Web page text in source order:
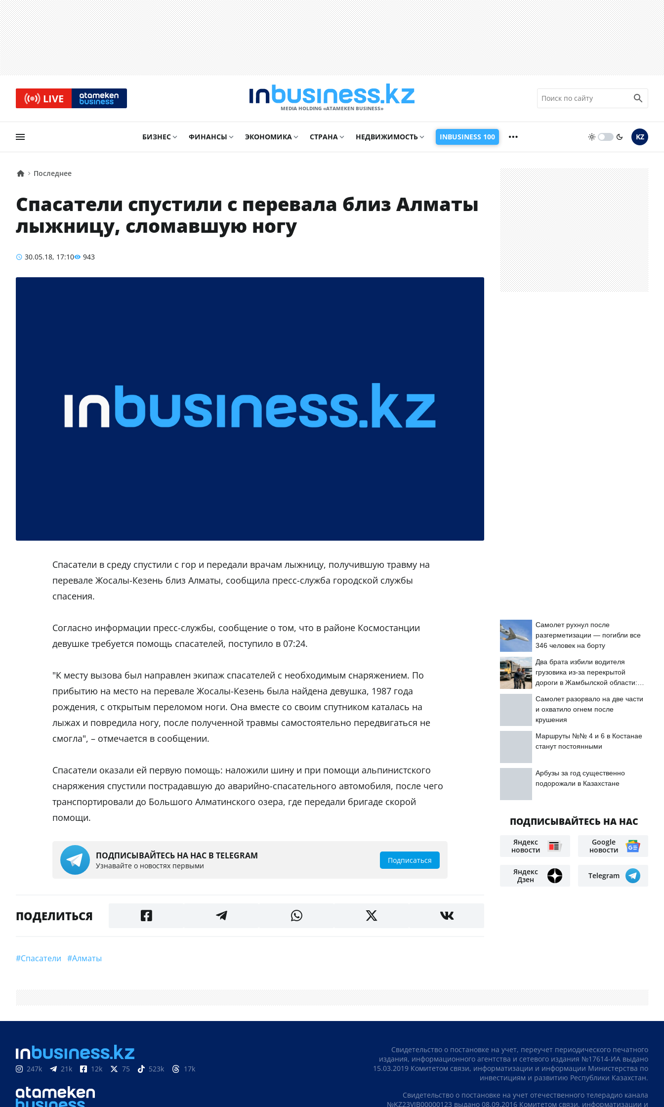
LIVE
MEDIA HOLDING «ATAMEKЕN BUSINESS»
БИЗНЕС ФИНАНСЫ ЭКОНОМИКА СТРАНА НЕДВИЖИМОСТЬ INBUSINESS 100 KZ
Последнее
Спасатели спустили с перевала близ Алматы
лыжницу, сломавшую ногу
30.05.18, 17:10 943
Спасатели в среду спустили с гор и передали врачам лыжницу, получившую травму на
перевале Жосалы-Кезень близ Алматы, сообщила пресс-служба городской службы
спасения.
Согласно информации пресс-службы, сообщение о том, что в районе Космостанции
девушке требуется помощь спасателей, поступило в 07:24.
"К месту вызова был направлен экипаж спасателей с необходимым снаряжением. По
прибытию на место на перевале Жосалы-Кезень была найдена девушка, 1987 года
рождения, с открытым переломом ноги. Она вместе со своим спутником каталась на
лыжах и повредила ногу, после полученной травмы самостоятельно передвигаться не
смогла", – отмечается в сообщении.
Спасатели оказали ей первую помощь: наложили шину и при помощи альпинистского
снаряжения спустили пострадавшую до аварийно-спасательного автомобиля, после чего
транспортировали до Большого Алматинского озера, где передали бригаде скорой
помощи.
ПОДПИСЫВАЙТЕСЬ НА НАС В TELEGRAM
Узнавайте о новостях первыми
Подписаться
ПОДЕЛИТЬСЯ
#Спасатели #Алматы
Самолет рухнул после
разгерметизации — погибли все
346 человек на борту
Два брата избили водителя
грузовика из-за перекрытой
дороги в Жамбылской области:
Самолет разорвало на две части
и охватило огнем после
крушения
Маршруты №№ 4 и 6 в Костанае
станут постоянными
Арбузы за год существенно
подорожали в Казахстане
ПОДПИСЫВАЙТЕСЬ НА НАС
Яндекс
новости
Google
новости
Яндекс
Дзен
Telegram
247k 21k 12k 75 523k 17k
Свидетельство о постановке на учет, переучет периодического печатного
издания, информационного агентства и сетевого издания №17614-ИА выдано
15.03.2019 Комитетом связи, информатизации и информации Министерства по
инвестициям и развитию Республики Казахстан.
Свидетельство о постановке на учет отечественного телерадио канала
№KZ23VJB00000123 выдано 08.09.2016 Комитетом связи, информатизации и